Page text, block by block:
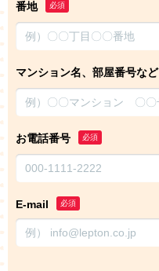
番地 必須
マンション名、部屋番号など
お電話番号 必須
E-mail 必須